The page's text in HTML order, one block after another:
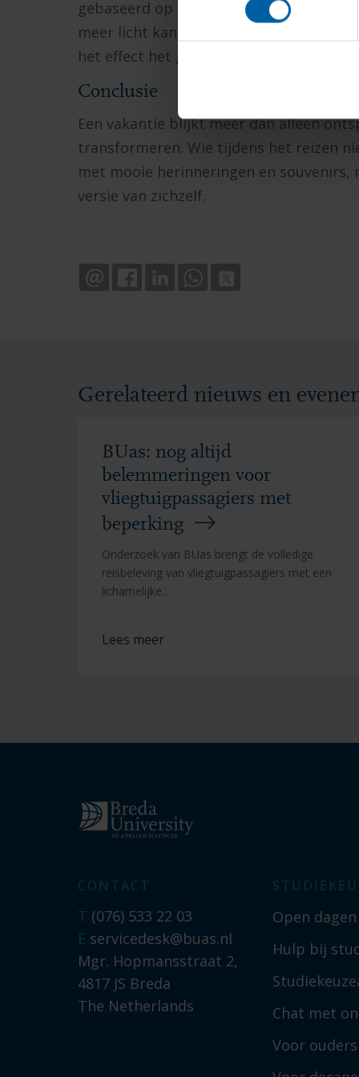
gebaseerd op een niet-representatieve
meer licht kan werpen op het effect.
het effect het grootst?
Conclusie
Een vakantie blijkt meer dan alleen
transformeren. Wie tijdens het reizen
met mooie herinneringen en souvenirs,
versie van zichzelf.
EMAIL FACEBOOKLINKEDINWHATSAPP
Gerelateerd nieuws en
BUas: nog altijd
belemmeringen voor
vliegtuigpassagiers met
beperking
Onderzoek van BUas brengt de volledige
reisbeleving van vliegtuigpassagiers met een
lichamelijke...
Lees meer
CONTACT
T (076) 533 22 03
E servicedesk@buas.nl
Mgr. Hopmansstraat 2,
4817 JS Breda
The Netherlands
Open dagen
Hulp bij
Chat met
Voor ouders